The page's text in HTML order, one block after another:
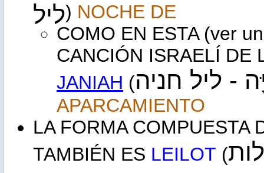
ליל) NOCHE DE
COMO EN ESTA (ver
CANCIÓN ISRAELÍ DE
JANIAH ( - ליל חניה
APARCAMIENTO
LA FORMA COMPUESTA
TAMBIÉN ES LEILOT (